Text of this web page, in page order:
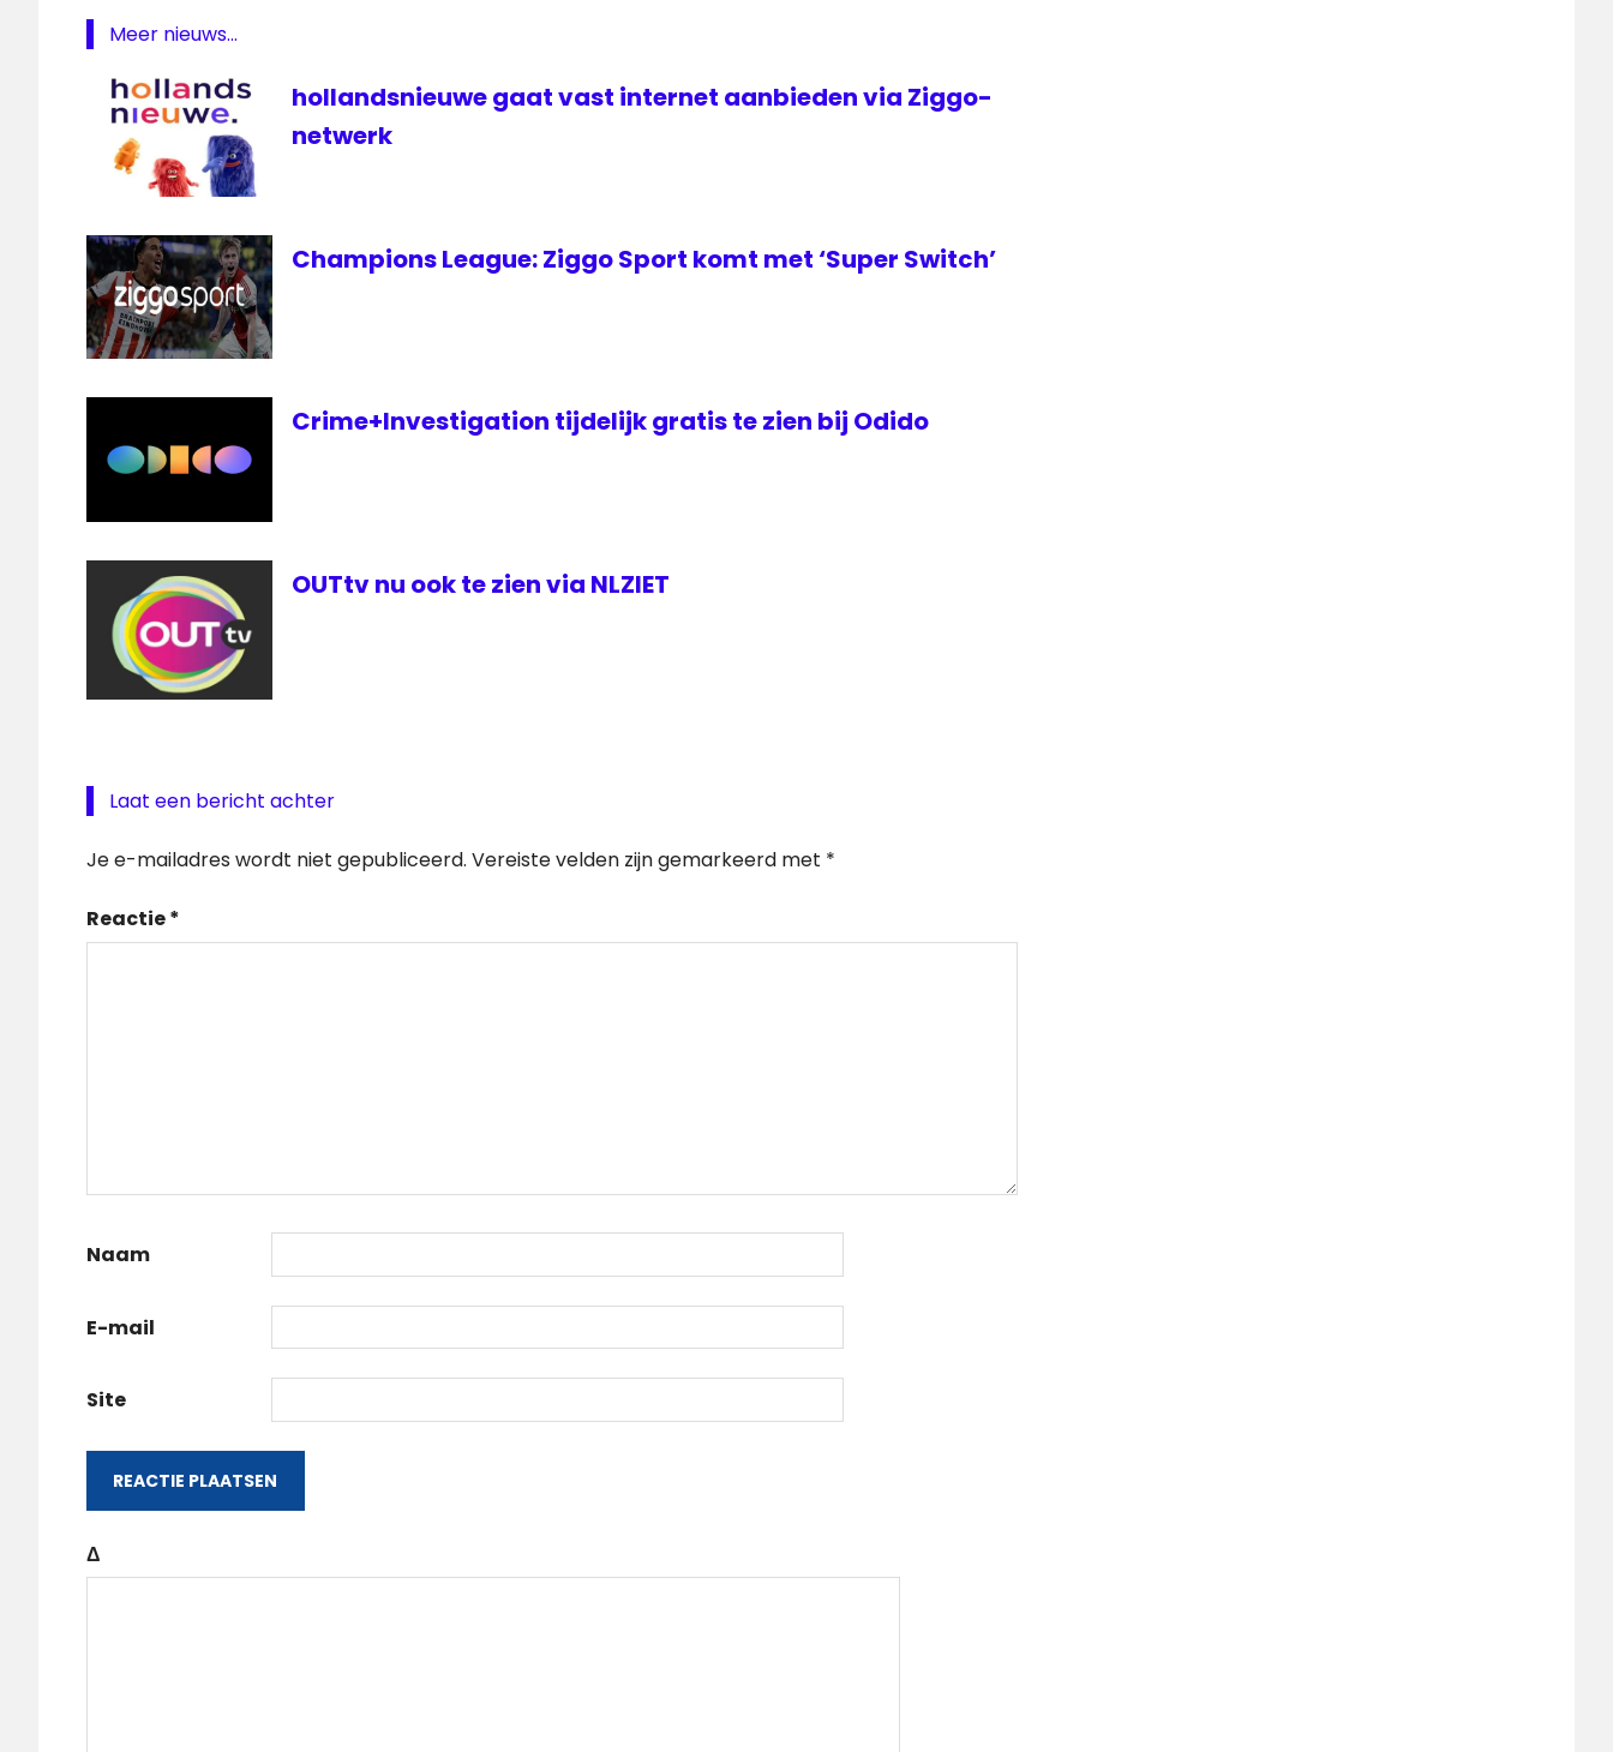
televisie
Verenigd
Koninkrijk
Meer nieuws...
hollandsnieuwe gaat vast internet aanbieden via Ziggo-
netwerk
Champions League: Ziggo Sport komt met ‘Super Switch’
Crime+Investigation tijdelijk gratis te zien bij Odido
OUTtv nu ook te zien via NLZIET
Laat een bericht achter
Je e-mailadres wordt niet gepubliceerd. Vereiste velden zijn gemarkeerd met *
Reactie*
Naam
E-mail
Site
Δ